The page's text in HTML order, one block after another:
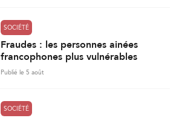
SOCIÉTÉ
Fraudes : les personnes ainées
francophones plus vulnérables
Publié le 5 août
SOCIÉTÉ